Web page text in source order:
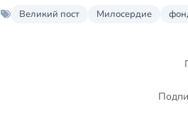
Великий пост Милосердие